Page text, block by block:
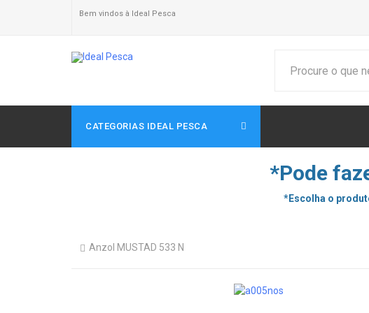
Bem vindos à Ideal Pesca
CATEGORIAS IDEAL PESCA
*Pode
*Escolha o
Anzol MUSTAD 533 N